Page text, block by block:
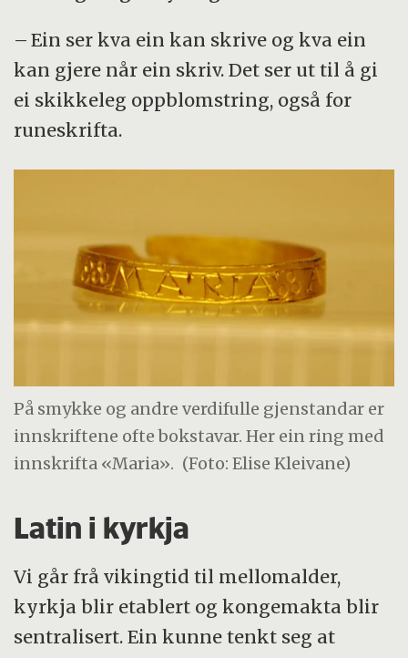
– Ein ser kva ein kan skrive og kva ein
kan gjere når ein skriv. Det ser ut til å gi
ei skikkeleg oppblomstring, også for
runeskrifta.
På smykke og andre verdifulle gjenstandar er
innskriftene ofte bokstavar. Her ein ring med
innskrifta «Maria». (Foto: Elise Kleivane)
Latin i kyrkja
Vi går frå vikingtid til mellomalder,
kyrkja blir etablert og kongemakta blir
sentralisert. Ein kunne tenkt seg at